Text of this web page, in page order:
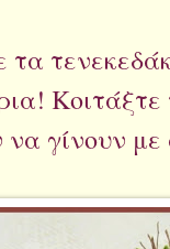
Κοιτάξτε
γίνουν